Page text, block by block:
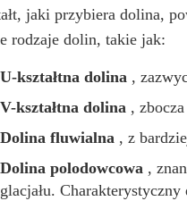
jaki przybiera dolina,
rodzaje dolin, takie jak:
U-kształtna dolina,
V-kształtna dolina, zbocza
Dolina fluwialna, z
Dolina polodowcowa,
glacjału.